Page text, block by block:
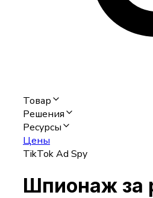
Товар
Решения
Ресурсы
Цены
TikTok Ad Spy
Шпионаж за